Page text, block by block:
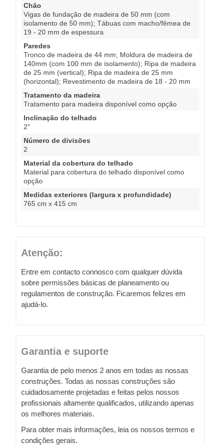
Chão
Vigas de fundação de madeira de 50 mm (com
isolamento de 50 mm); Tábuas com macho/fêmea de
19 - 20 mm de espessura
Paredes
Tronco de madeira de 44 mm; Moldura de madeira de
140mm (com 100 mm de isolamento); Ripa de madeira
de 25 mm (vertical); Ripa de madeira de 25 mm
(horizontal); Revestimento de madeira de 18 - 20 mm
Tratamento da madeira
Tratamento para madeira disponível como opção
Inclinação do telhado
2°
Número de divisões
2
Material da cobertura do telhado
Material para cobertura do telhado disponível como
opção
Medidas exteriores (largura x profundidade)
765 cm x 415 cm
Atenção:
Entre em contacto connosco com qualquer dúvida
sobre permissões básicas de planeamento ou
regulamentos de construção. Ficaremos felizes em
ajudá-lo.
Garantia e suporte
Garantia de pelo menos 2 anos em todas as nossas
construções. Todas as nossas construções são
cuidadosamente projetadas e feitas pelos nossos
profissionais altamente qualificados, utilizando apenas
os melhores materiais.
Para obter mais informações, leia os nossos termos e
condições gerais.